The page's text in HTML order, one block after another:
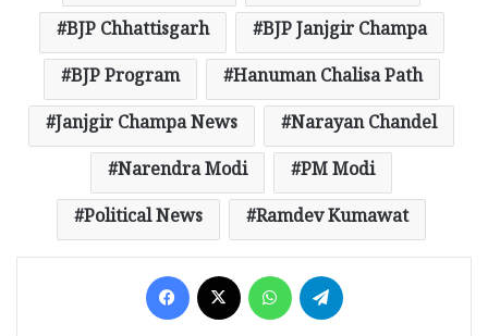
BJP Chhattisgarh
BJP Janjgir Champa
BJP Program
Hanuman Chalisa Path
Janjgir Champa News
Narayan Chandel
Narendra Modi
PM Modi
Political News
Ramdev Kumawat
Facebook WhatsApp